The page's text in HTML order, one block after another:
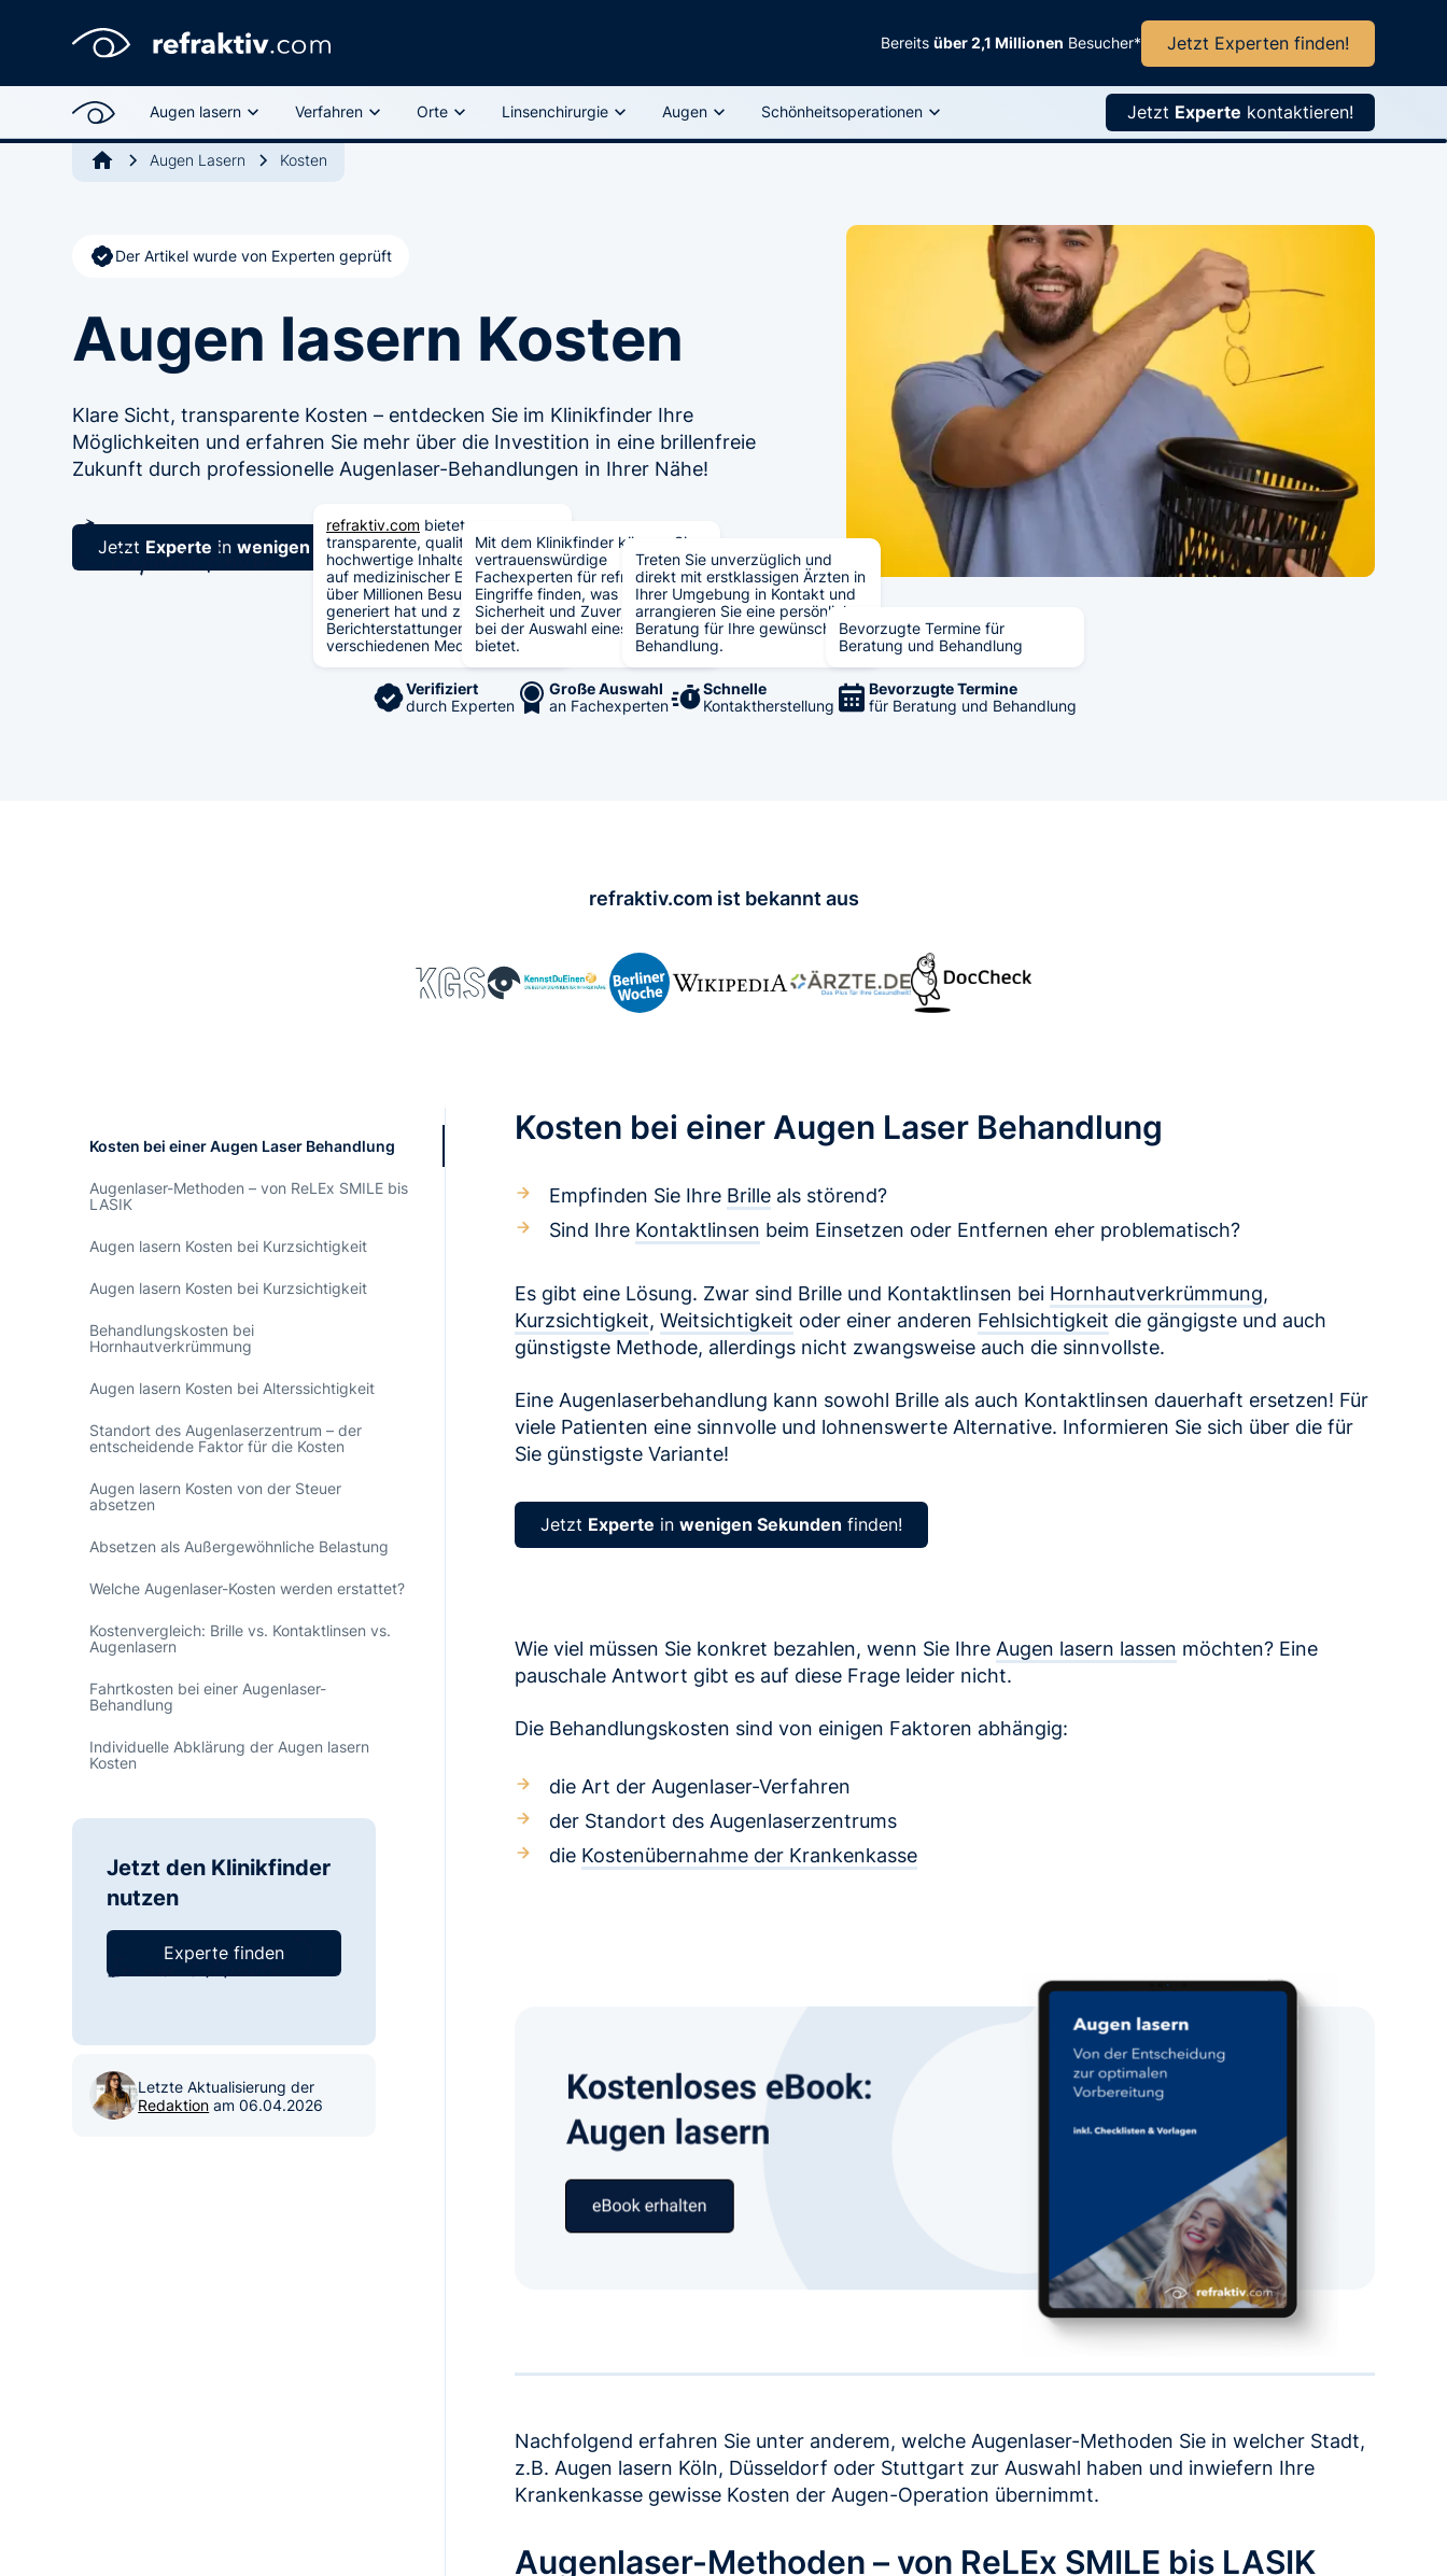
Bereits über 2,1 Millionen Besucher* Jetzt Experten finden!
Augen lasern Verfahren Orte Linsenchirurgie Augen Schönheitsoperationen Jetzt Experte kontaktieren!
Augen Lasern Kosten
Der Artikel wurde von Experten geprüft
Augen lasern Kosten
Klare Sicht, transparente Kosten – entdecken Sie im Klinikfinder Ihre
Möglichkeiten und erfahren Sie mehr über die Investition in eine brillenfreie
Zukunft durch professionelle Augenlaser-Behandlungen in Ihrer Nähe!
Jetzt Experte inwenigen Sekundenfinden!
refraktiv.com bietet
transparente, qualitativ
hochwertige Inhalte mit Fokus
auf medizinischer Expertise, was
über Millionen Besucher
generiert hat und zu
Berichterstattungen in
verschiedenen Medien führt.
Verifiziert
durch Experten
Mit dem Klinikfinder können Sie
vertrauenswürdige
Fachexperten für refraktive
Eingriffe finden, was Ihnen
Sicherheit und Zuverlässigkeit
bei der Auswahl eines Arztes
bietet.
Große Auswahl
an Fachexperten
Treten Sie unverzüglich und
direkt mit erstklassigen Ärzten in
Ihrer Umgebung in Kontakt und
arrangieren Sie eine persönliche
Beratung für Ihre gewünschte
Behandlung.
Schnelle
Kontaktherstellung
Bevorzugte Termine für
Beratung und Behandlung
Bevorzugte Termine
für Beratung und Behandlung
refraktiv.com ist bekannt aus
Kosten bei einer Augen Laser Behandlung
Augenlaser-Methoden – von ReLEx SMILE bis
LASIK
Augen lasern Kosten bei Kurzsichtigkeit
Augen lasern Kosten bei Kurzsichtigkeit
Behandlungskosten bei
Hornhautverkrümmung
Augen lasern Kosten bei Alterssichtigkeit
Standort des Augenlaserzentrum – der
entscheidende Faktor für die Kosten
Augen lasern Kosten von der Steuer
absetzen
Absetzen als Außergewöhnliche Belastung
Welche Augenlaser-Kosten werden erstattet?
Kostenvergleich: Brille vs. Kontaktlinsen vs.
Augenlasern
Fahrtkosten bei einer Augenlaser-
Behandlung
Individuelle Abklärung der Augen lasern
Kosten
Jetzt den Klinikfinder
nutzen
Experte finden
Letzte Aktualisierung der
Redaktion am06.04.2026
Kosten bei einer Augen Laser Behandlung
Empfinden Sie Ihre Brilleals störend?
Sind Ihre Kontaktlinsen beim Einsetzen oder Entfernen eher problematisch?
Es gibt eine Lösung. Zwar sind Brille und Kontaktlinsen bei Hornhautverkrümmung,
Kurzsichtigkeit, Weitsichtigkeit oder einer anderen Fehlsichtigkeit die gängigste und auch
günstigste Methode, allerdings nicht zwangsweise auch die sinnvollste.
Eine Augenlaserbehandlung kann sowohl Brille als auch Kontaktlinsen dauerhaft ersetzen! Für
viele Patienten eine sinnvolle und lohnenswerte Alternative. Informieren Sie sich über die für
Sie günstigste Variante!
Jetzt Experte in wenigen Sekunden finden!
Wie viel müssen Sie konkret bezahlen, wenn Sie Ihre Augen lasern lassen möchten? Eine
pauschale Antwort gibt es auf diese Frage leider nicht.
Die Behandlungskosten sind von einigen Faktoren abhängig:
die Art der Augenlaser-Verfahren
der Standort des Augenlaserzentrums
die Kostenübernahme der Krankenkasse
Nachfolgend erfahren Sie unter anderem, welche Augenlaser-Methoden Sie in welcher Stadt,
z.B. Augen lasern Köln, Düsseldorf oder Stuttgart zur Auswahl haben und inwiefern Ihre
Krankenkasse gewisse Kosten der Augen-Operation übernimmt.
Augenlaser-Methoden – von ReLEx SMILE bis LASIK